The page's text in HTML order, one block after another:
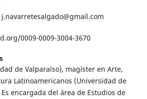
0009-0009-3004-3670
de Valparaíso), magíster en Arte,
Latinoamericanos (Universidad de
encargada del área de Estudios de